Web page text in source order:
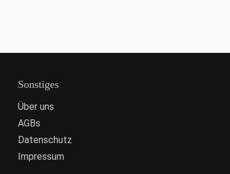
Sonstiges
Über uns
AGBs
Datenschutz
Impressum